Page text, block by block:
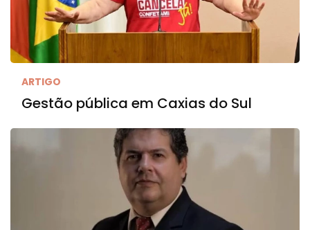
ARTIGO
Gestão pública em Caxias do Sul